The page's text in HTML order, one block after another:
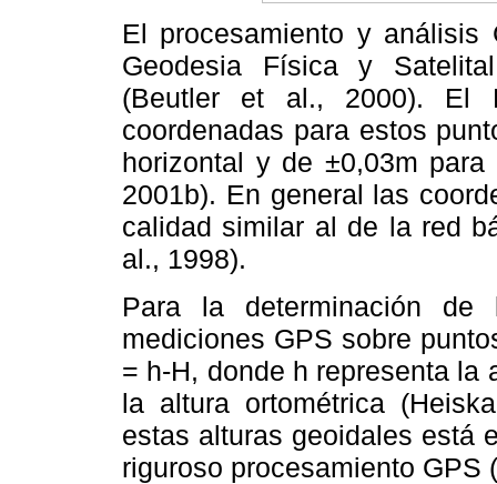
El procesamiento y
Geodesia Física y
(Beutler et al., 2000). El
coordenadas para estos
horizontal y de ±0,03m
2001b). En general las
calidad similar al de la red
al., 1998).
Para la determinación
mediciones GPS sobre
= h-H, donde h representa la
la altura ortométrica
estas alturas geoidales está
riguroso procesamiento GPS